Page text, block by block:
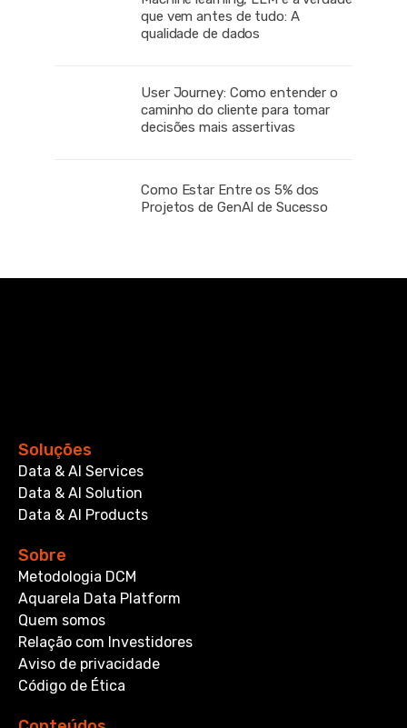
que vem antes de tudo: A
qualidade de dados
User Journey: Como entender o
caminho do cliente para tomar
decisões mais assertivas
Como Estar Entre os 5% dos
Projetos de GenAI de Sucesso
Soluções
Data & AI Services
Data & AI Solution
Data & AI Products
Sobre
Metodologia DCM
Aquarela Data Platform
Quem somos
Relação com Investidores
Aviso de privacidade
Código de Ética